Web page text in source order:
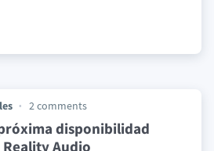
2 comments
disponibilidad
Audio